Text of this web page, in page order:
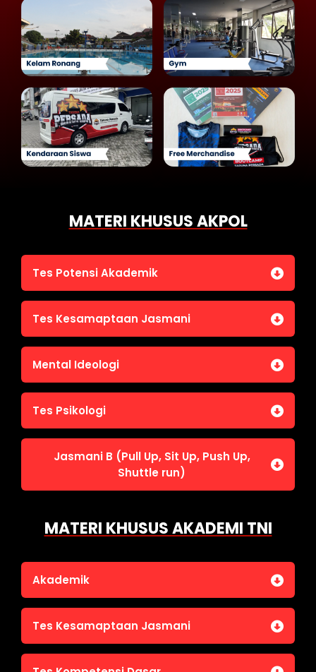
MATERI KHUSUS AKPOL
Tes Potensi Akademik
Bahasa Indonesia
Penalaran Numerik
Pengetahuan Umum (termasuk UU Kepolisian)
Tes Wawasan Kebangsaan
Tes Kesamaptaan Jasmani
Jasmani A (Lari 12 menit)
Mental Ideologi
Mental Ideologi
Tes Psikologi
Tes Kecerdasan
Tes Kecermatan
Tes Kepribadian
Jasmani B (Pull Up, Sit Up, Push Up,
Shuttle run)
MATERI KHUSUS AKADEMI TNI
Akademik
Bahasa Indonesia
IPA
Tes Kesamaptaan Jasmani
Jasmani A (Lari 12 menit)